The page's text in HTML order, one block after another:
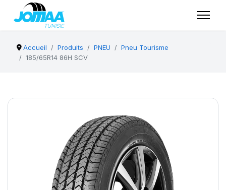
Accueil Produits PNEU
Pneu Tourisme
185/65R14 86H SCV